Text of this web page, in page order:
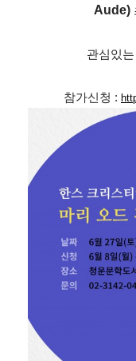
Aude)
관심있
참가신청 :